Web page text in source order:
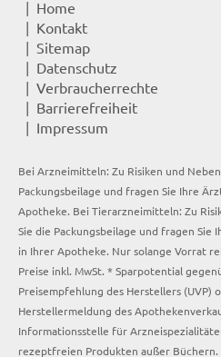
Home
Kontakt
Sitemap
Datenschutz
Verbraucherrechte
Barrierefreiheit
Impressum
Bei Arzneimitteln: Zu Risiken und
Packungsbeilage und fragen Sie Ihre
Apotheke. Bei Tierarzneimitteln: Zu
Sie die Packungsbeilage und fragen
in Ihrer Apotheke. Nur solange Vorrat
Preise inkl. MwSt. * Sparpotential
Preisempfehlung des Herstellers (UVP)
Herstellermeldung des
Informationsstelle für
rezeptfreien Produkten außer Büchern.